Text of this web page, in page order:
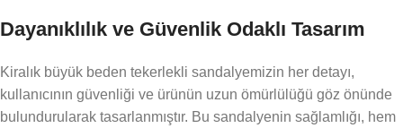
Dayanıklılık ve Güvenlik Odaklı Tasarım
Kiralık büyük beden tekerlekli sandalyemizin her detayı,
kullanıcının güvenliği ve ürünün uzun ömürlülüğü göz önünde
bulundurularak tasarlanmıştır. Bu sandalyenin sağlamlığı, hem